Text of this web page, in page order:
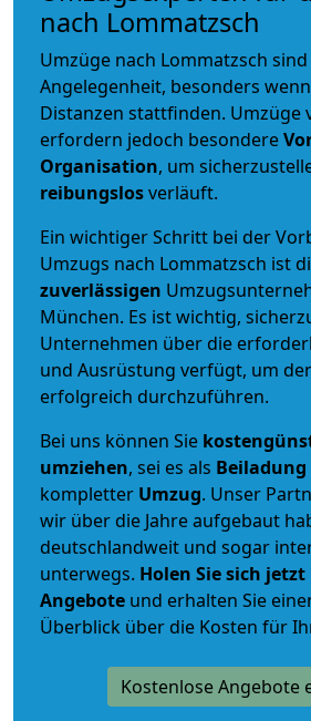
nach Lommatzsch
Umzüge nach Lommatzsch
Angelegenheit, besonders
Distanzen stattfinden. Umzüge
erfordern jedoch besondere
Organisation, um
reibungslosverläuft.
Ein wichtiger Schritt bei der
Umzugs nach Lommatzsch ist
zuverlässigen
München. Es ist wichtig,
Unternehmen über die
und Ausrüstung verfügt, um
erfolgreich durchzuführen.
Bei uns können Sie
umziehen, sei es als Beiladung
kompletter Umzug. Unser
wir über die Jahre aufgebaut
deutschlandweit und sogar
unterwegs. Holen Sie sich
Angebote und erhalten Sie
Überblick über die Kosten für
Kostenlose Angebote